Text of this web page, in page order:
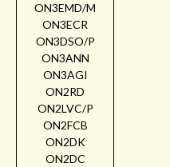
ON3EMD/M
ON3ECR
ON3DSO/P
ON3ANN
ON3AGI
ON2RD
ON2LVC/P
ON2FCB
ON2DK
ON2DC